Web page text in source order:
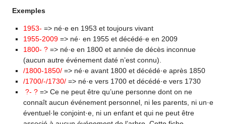
Exemples
1953- => né·e en 1953 et toujours vivant
1955-2009=> né· en 1955 et décédé·e en 2009
1800- ?=> né·e en 1800 et année de décès inconnue
(aucun autre événement daté n’est connu).
/1800-1850/=> né·e avant 1800 et décédé·e après 1850
/1700/-/1730/=> né·e vers 1700 et décédé·e vers 1730
?- ?=> Ce ne peut être qu’une personne dont on ne
connaît aucun événement personnel, ni les parents, ni un·e
éventuel·le conjoint·e, ni un enfant et qui ne peut être